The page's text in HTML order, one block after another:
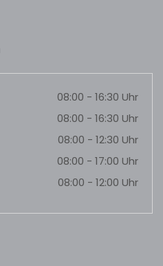
08:00 - 16:30 Uhr
08:00 - 16:30 Uhr
08:00 - 12:30 Uhr
08:00 - 17:00 Uhr
08:00 - 12:00 Uhr